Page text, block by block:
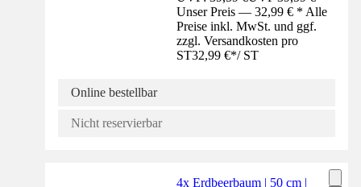
Unser Preis — 32,99 € * Alle
Preise inkl. MwSt. und ggf.
zzgl. Versandkosten pro
ST32,99 €*/ ST
Online bestellbar
Nicht reservierbar
4x Erdbeerbaum | 50 cm |